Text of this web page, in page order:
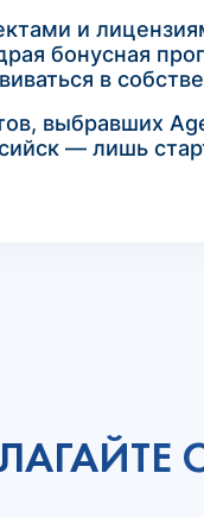
и
бонусная
в
выбравших
— лишь